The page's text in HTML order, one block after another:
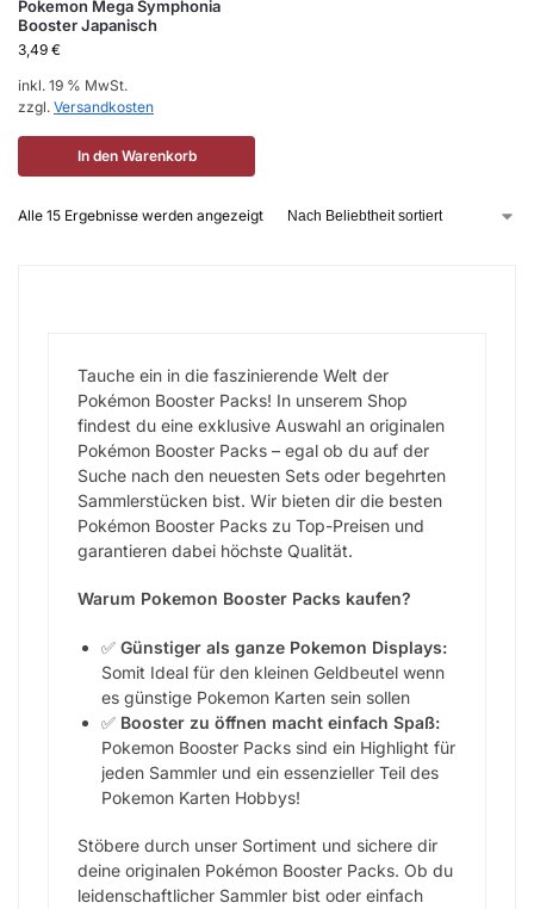
Pokemon Mega Symphonia
Booster Japanisch
3,49 €
inkl. 19 % MwSt.
zzgl. Versandkosten
In den Warenkorb
Alle 15 Ergebnisse werden angezeigt
Tauche ein in die faszinierende Welt der
Pokémon Booster Packs! In unserem Shop
findest du eine exklusive Auswahl an originalen
Pokémon Booster Packs – egal ob du auf der
Suche nach den neuesten Sets oder begehrten
Sammlerstücken bist. Wir bieten dir die besten
Pokémon Booster Packs zu Top-Preisen und
garantieren dabei höchste Qualität.
Warum Pokemon Booster Packs kaufen?
✅ Günstiger als ganze Pokemon Displays:
Somit Ideal für den kleinen Geldbeutel wenn
es günstige Pokemon Karten sein sollen
✅ Booster zu öffnen macht einfach Spaß:
Pokemon Booster Packs sind ein Highlight für
jeden Sammler und ein essenzieller Teil des
Pokemon Karten Hobbys!
Stöbere durch unser Sortiment und sichere dir
deine originalen Pokémon Booster Packs. Ob du
leidenschaftlicher Sammler bist oder einfach